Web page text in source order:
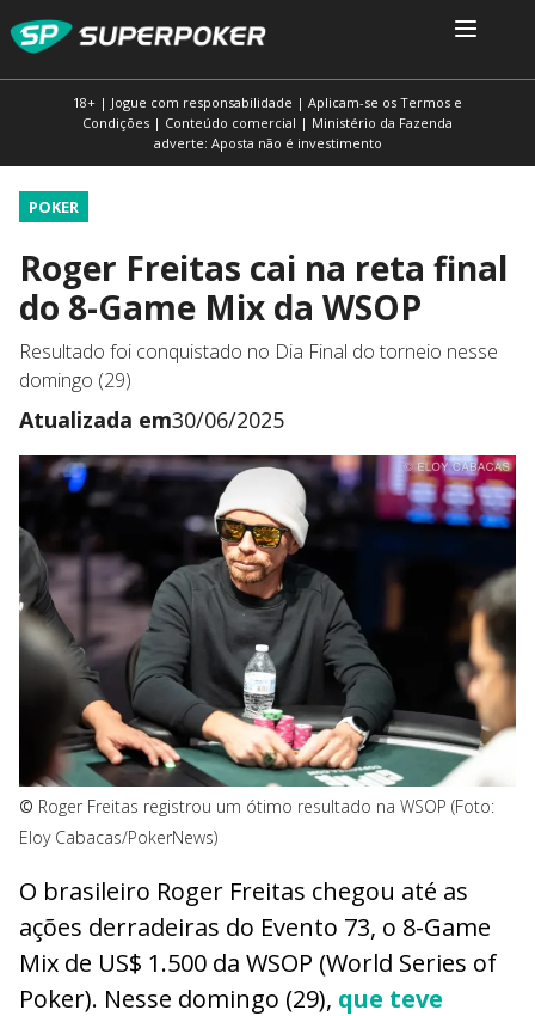
18+ | Jogue com responsabilidade | Aplicam-se os Termos e
Condições | Conteúdo comercial | Ministério da Fazenda
adverte: Aposta não é investimento
POKER
Roger Freitas cai na reta final
do 8-Game Mix da WSOP
Resultado foi conquistado no Dia Final do torneio nesse
domingo (29)
Atualizada em30/06/2025
© Roger Freitas registrou um ótimo resultado na WSOP (Foto:
Eloy Cabacas/PokerNews)
O brasileiro Roger Freitas chegou até as
ações derradeiras do Evento 73, o 8-Game
Mix de US$ 1.500 da WSOP (World Series of
Poker). Nesse domingo (29), que teve